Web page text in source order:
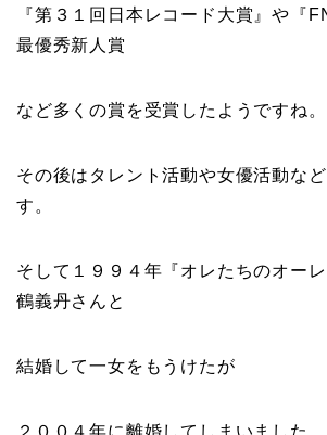
『第３１回日本レコード大賞 』や『
最優秀新人賞
など多くの賞を受賞したようですね。
その後はタレント活動や女優活動な
す。
そして１９９４年『オレたちのオーレ
鶴義丹さんと
結婚して一女をもうけたが